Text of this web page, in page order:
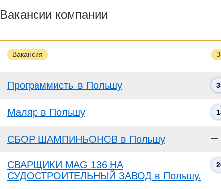
Вакансии компании
Вакансия
Программисты в Польшу
Маляр в Польшу
СБОР ШАМПИНЬОНОВ в Польшу —
СВАРЩИКИ MAG 136 НА
СУДОСТРОИТЕЛЬНЫЙ ЗАВОД в Польшу.